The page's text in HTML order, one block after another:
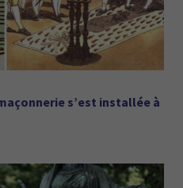
s’est installée à